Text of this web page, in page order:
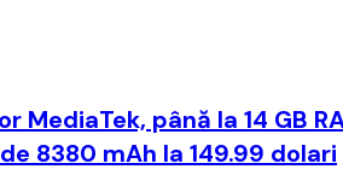
MediaTek, până la 14 GB
8380 mAh la 149.99 dolari